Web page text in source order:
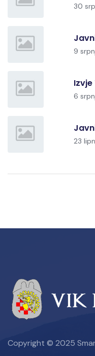
30
9
6
23
Copyright © 2025